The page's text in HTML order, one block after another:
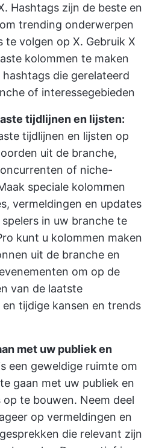
Hashtags zijn de beste en
trending onderwerpen
te volgen op X. Gebruik X
kolommen te maken
die gerelateerd
of interessegebieden
tijdlijnen en lijsten:
tijdlijnen en lijsten op
uit de branche,
of niche-
speciale kolommen
vermeldingen en updates
in uw branche te
kunt u kolommen maken
uit de branche en
om op de
van de laatste
tijdige kansen en trends
met uw publiek en
een geweldige ruimte om
gaan met uw publiek en
te bouwen. Neem deel
op vermeldingen en
die relevant zijn